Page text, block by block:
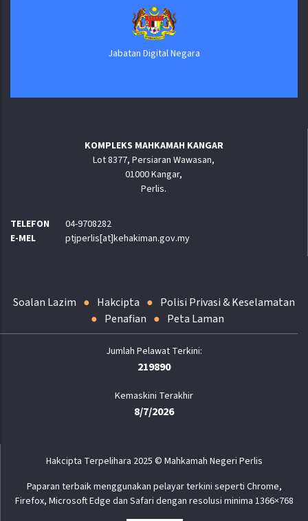
Jabatan Digital Negara
KOMPLEKS MAHKAMAH KANGAR
Lot 8377, Persiaran Wawasan,
01000 Kangar,
Perlis.
TELEFON
04-9708282
E-MEL
ptjperlis[at]kehakiman.gov.my
Soalan Lazim Hakcipta
Polisi Privasi & Keselamatan
Penafian
Peta Laman
219890
Kemaskini Terakhir
8/7/2026
Hakcipta Terpelihara 2025 © Mahkamah Negeri Perlis
Paparan terbaik menggunakan pelayar terkini seperti Chrome,
Firefox, Microsoft Edge dan Safari dengan resolusi minima 1366×768